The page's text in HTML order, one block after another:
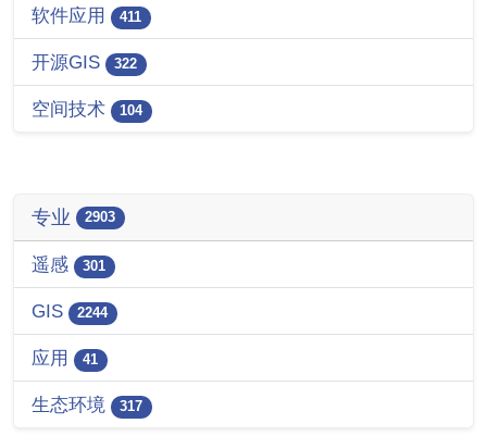
软件应用 411
开源GIS 322
空间技术 104
专业 2903
遥感 301
GIS 2244
应用 41
生态环境 317